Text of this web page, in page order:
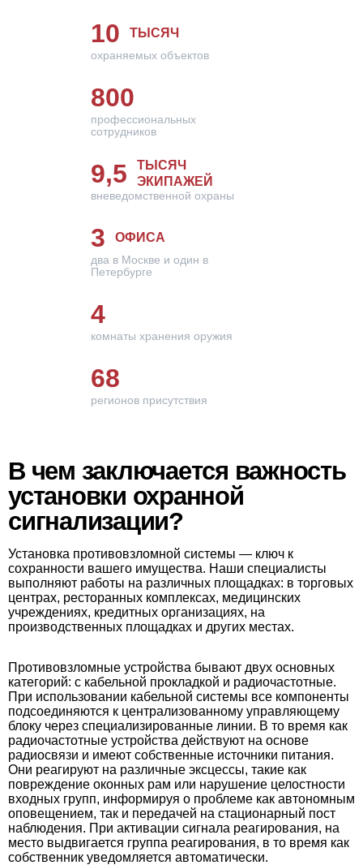
10 ТЫСЯЧ
охраняемых объектов
800
профессиональных
сотрудников
9,5
ТЫСЯЧ
ЭКИПАЖЕЙ
вневедомственной охраны
3 ОФИСА
два в Москве и один в
Петербурге
4
комнаты хранения оружия
68
регионов присутствия
В чем заключается важность
установки охранной
сигнализации?
Установка противовзломной системы — ключ к
сохранности вашего имущества. Наши специалисты
выполняют работы на различных площадках: в торговых
центрах, ресторанных комплексах, медицинских
учреждениях, кредитных организациях, на
производственных площадках и других местах.
Противовзломные устройства бывают двух основных
категорий: с кабельной прокладкой и радиочастотные.
При использовании кабельной системы все компоненты
подсоединяются к централизованному управляющему
блоку через специализированные линии. В то время как
радиочастотные устройства действуют на основе
радиосвязи и имеют собственные источники питания.
Они реагируют на различные эксцессы, такие как
повреждение оконных рам или нарушение целостности
входных групп, информируя о проблеме как автономным
оповещением, так и передачей на стационарный пост
наблюдения. При активации сигнала реагирования, на
место выдвигается группа реагирования, в то время как
собственник уведомляется автоматически.